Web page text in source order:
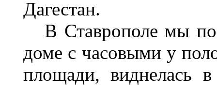
Дагестан.
В Ставрополе мы
доме с часовыми у
площади, виднелась